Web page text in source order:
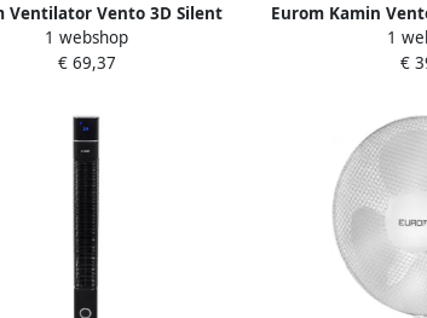
Ventilator Vento 3D Silent
Comfort | Zwart 384918
1 webshop
€ 69,37
Eurom Kamin
|
1
€